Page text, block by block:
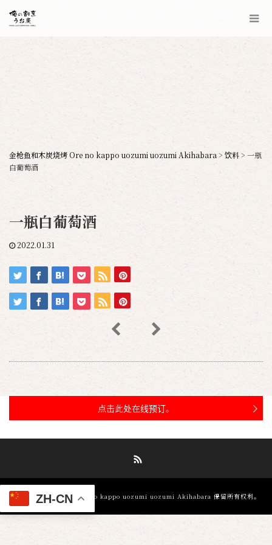
金枪鱼和木炭烧烤 Ore no kappo uozumi uozumi Akihabara > 饮料> 一瓶
白葡萄酒
一瓶白葡萄酒
2022.01.31
点击此处在线预订。
© 金枪鱼和木炭烧烤 Ore no kappo uozumi uozumi Akihabara 保留所有权利。
ZH-CN